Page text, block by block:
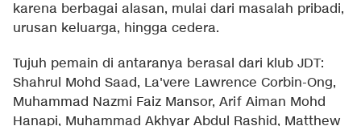
karena berbagai alasan, mulai dari masalah pribadi,
urusan keluarga, hingga cedera.
Tujuh pemain di antaranya berasal dari klub JDT:
Shahrul Mohd Saad, La'vere Lawrence Corbin-Ong,
Muhammad Nazmi Faiz Mansor, Arif Aiman Mohd
Hanapi, Muhammad Akhyar Abdul Rashid, Matthew